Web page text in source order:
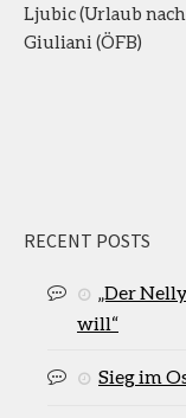
Ljubic (Urlaub
Giuliani (ÖFB)
RECENT POSTS
„Der
will“
Sieg im